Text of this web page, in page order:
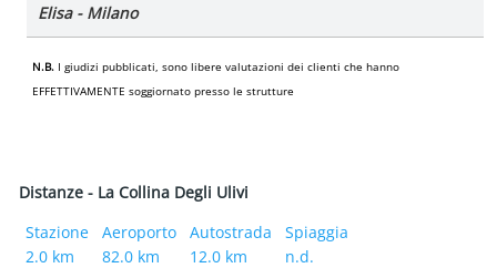
Elisa - Milano
N.B. I giudizi pubblicati, sono libere valutazioni dei clienti che hanno
EFFETTIVAMENTE soggiornato presso le strutture
Distanze - La Collina Degli Ulivi
Stazione
2.0 km
Aeroporto
82.0 km
Autostrada
12.0 km
Spiaggia
n.d.